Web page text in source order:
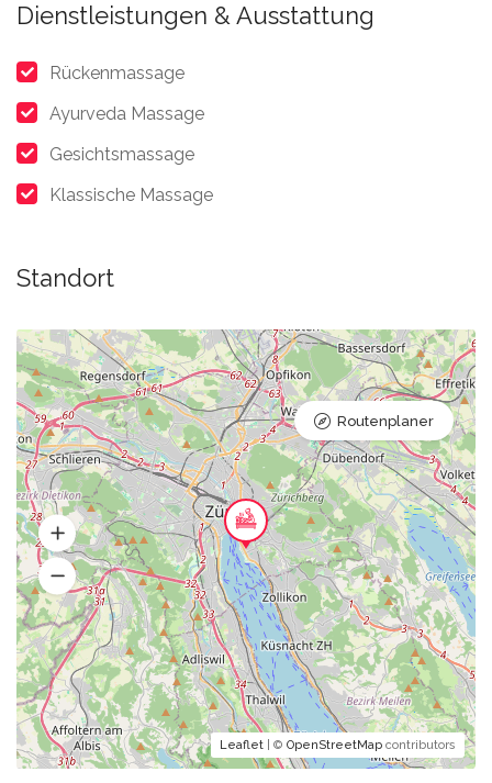
Dienstleistungen & Ausstattung
Rückenmassage
Ayurveda Massage
Gesichtsmassage
Klassische Massage
Standort
Leaflet | © OpenStreetMap contributors
Routenplaner